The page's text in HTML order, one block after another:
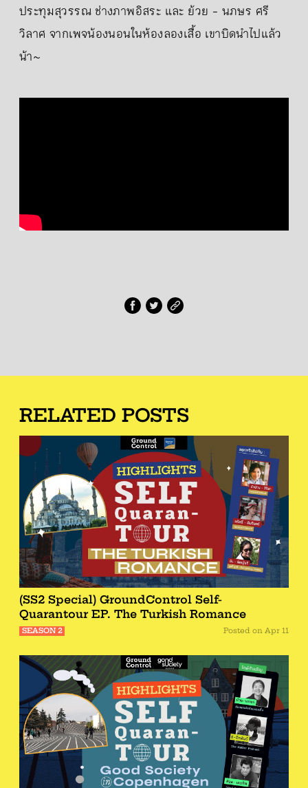
ประทุมสุวรรณ ช่างภาพอิสระ และ ย้วย - นภษร ศรี
วิลาศ จากเพจน้องนอนในห้องลองเสื้อ เขาบิดนำไปแล้ว
น้า~
RELATED POSTS
(SS2 Special) GroundControl Self-
Quarantour EP. The Turkish Romance
SEASON 2 Posted on Apr 11